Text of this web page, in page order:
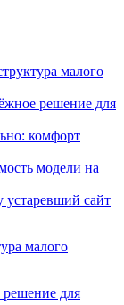
малого
решение для
комфорт
модели на
сайт
малого
для